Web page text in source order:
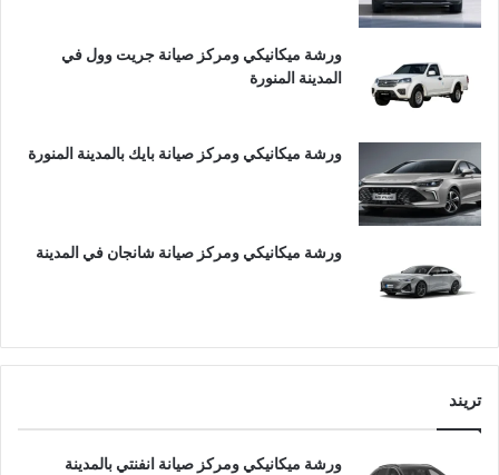
ورشة ميكانيكي ومركز صيانة جريت وول في
المدينة المنورة
ورشة ميكانيكي ومركز صيانة بايك بالمدينة المنورة
ورشة ميكانيكي ومركز صيانة شانجان في المدينة
تريند
ورشة ميكانيكي ومركز صيانة انفنتي بالمدينة